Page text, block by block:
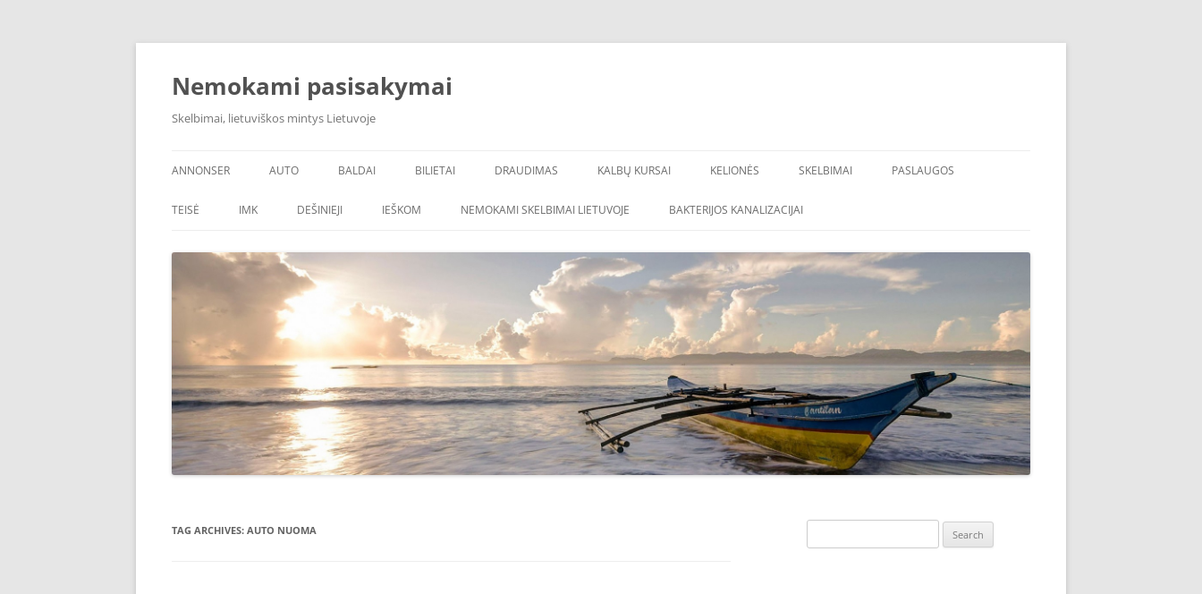
Skip
Nemokami pasisakymai
Skelbimai, lietuviškos mintys Lietuvoje
ANNONSER AUTO BALDAI BILIETAI DRAUDIMAS KALBŲ KURSAI KELIONĖS SKELBIMAI PASLAUGOS
TEISĖ IMK DEŠINIEJI IEŠKOM NEMOKAMI SKELBIMAI LIETUVOJE BAKTERIJOS KANALIZACIJAI
TAG ARCHIVES: AUTO NUOMA
for: